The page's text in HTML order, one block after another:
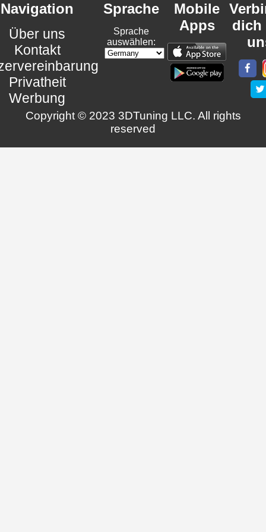
Navigation
Über uns
Kontakt
Privatheit
Werbung
Sprache
Sprache
auswählen:
Mobile
Apps
dich
Copyright © 2023 3DTuning LLC. All rights
reserved